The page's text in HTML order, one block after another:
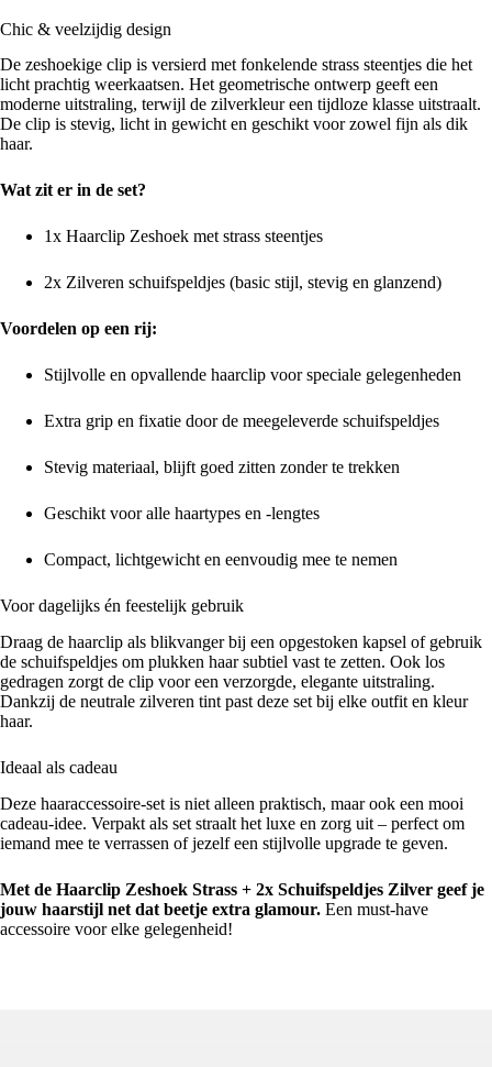
Chic & veelzijdig design
De zeshoekige clip is versierd met fonkelende strass steentjes die het
licht prachtig weerkaatsen. Het geometrische ontwerp geeft een
moderne uitstraling, terwijl de zilverkleur een tijdloze klasse uitstraalt.
De clip is stevig, licht in gewicht en geschikt voor zowel fijn als dik
haar.
Wat zit er in de set?
1x Haarclip Zeshoek met strass steentjes
2x Zilveren schuifspeldjes (basic stijl, stevig en glanzend)
Voordelen op een rij:
Stijlvolle en opvallende haarclip voor speciale gelegenheden
Extra grip en fixatie door de meegeleverde schuifspeldjes
Stevig materiaal, blijft goed zitten zonder te trekken
Geschikt voor alle haartypes en -lengtes
Compact, lichtgewicht en eenvoudig mee te nemen
Voor dagelijks én feestelijk gebruik
Draag de haarclip als blikvanger bij een opgestoken kapsel of gebruik
de schuifspeldjes om plukken haar subtiel vast te zetten. Ook los
gedragen zorgt de clip voor een verzorgde, elegante uitstraling.
Dankzij de neutrale zilveren tint past deze set bij elke outfit en kleur
haar.
Ideaal als cadeau
Deze haaraccessoire-set is niet alleen praktisch, maar ook een mooi
cadeau-idee. Verpakt als set straalt het luxe en zorg uit – perfect om
iemand mee te verrassen of jezelf een stijlvolle upgrade te geven.
Met de Haarclip Zeshoek Strass + 2x Schuifspeldjes Zilver geef je
jouw haarstijl net dat beetje extra glamour. Een must-have
accessoire voor elke gelegenheid!